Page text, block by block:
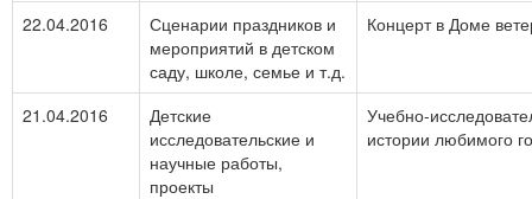
22.04.2016
Сценарии праздников и
мероприятий в детском
саду, школе, семье и т.д.
Концерт в Доме
21.04.2016
Детские
исследовательские и
научные работы,
проекты
Учебно-
истории любимого